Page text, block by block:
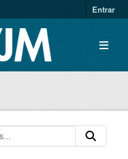
Entrar